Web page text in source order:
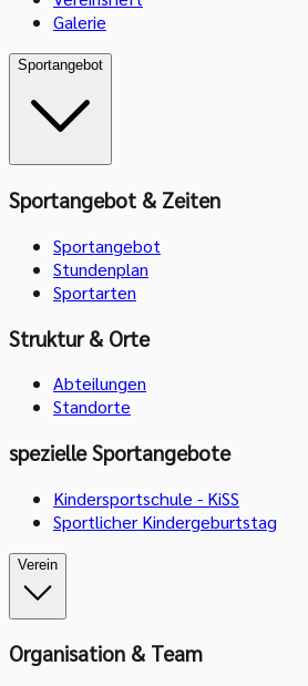
Galerie
Sportangebot
Sportangebot & Zeiten
Sportangebot
Stundenplan
Sportarten
Struktur & Orte
Abteilungen
Standorte
spezielle Sportangebote
Kindersportschule - KiSS
Sportlicher Kindergeburtstag
Verein
Organisation & Team